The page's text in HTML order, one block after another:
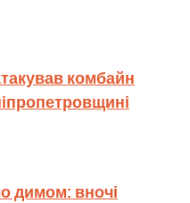
комбайн
димом: вночі